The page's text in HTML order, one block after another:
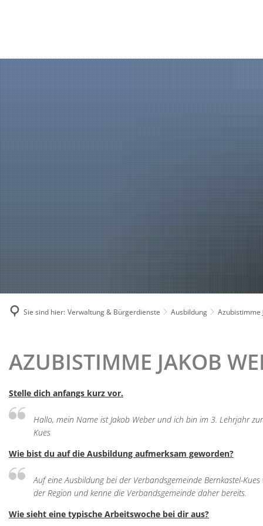
Mängelmelder
Mitteilungsblatt
Ausbildung
Online-Leistungen
Stellenangebote
Straßenleuchte defekt?
Ratsinformation
Kontaktseite
Terminvereinbarung
Sie sind hier: Verwaltung & Bürgerdienste Ausbildung Azubistimme
AZUBISTIMME
JAKOB
WEBER
AZUBISTIMME JAKOB
Stelle dich anfangs kurz vor.
Hallo, mein Name ist Jakob Weber und ich bin im 3. Lehrjahr
Kues
Wie bist du auf die Ausbildung aufmerksam geworden?
Auf eine Ausbildung bei der Verbandsgemeinde Bernkastel-
der Region und kenne die Verbandsgemeinde daher bereits.
Wie sieht eine typische Arbeitswoche bei dir aus?